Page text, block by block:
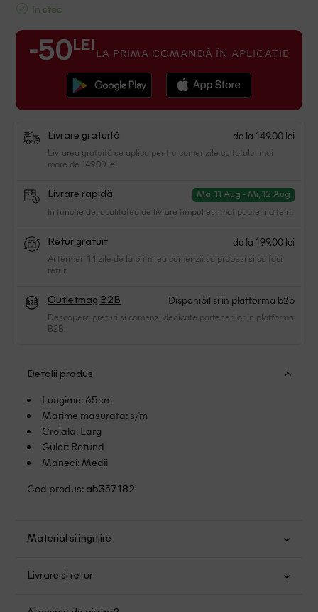
In stoc
-50 LEI LA PRIMA COMANDĂ ÎN APLICAȚIE
Livrare gratuită de la 149.00 lei
Livrarea gratuită se aplica pentru comenzile cu totalul mai
mare de 149.00 lei
Livrare rapidă Ma, 11 Aug - Mi, 12 Aug
In functie de localitatea de livrare timpul estimat poate fi diferit.
Retur gratuit de la 199.00 lei
Ai termen 14 zile de la primirea comenzii sa probezi si sa faci
retur.
Outletmag B2B Disponibil si in platforma b2b
Descopera preturi si comenzi dedicate partenerilor in platforma
B2B.
Detalii produs
Lungime: 65cm
Marime masurata: s/m
Croiala: Larg
Guler: Rotund
Maneci: Medii
Cod produs: ab357182
Material si ingrijire
Spalat de mana sau la masina
Livrare si retur